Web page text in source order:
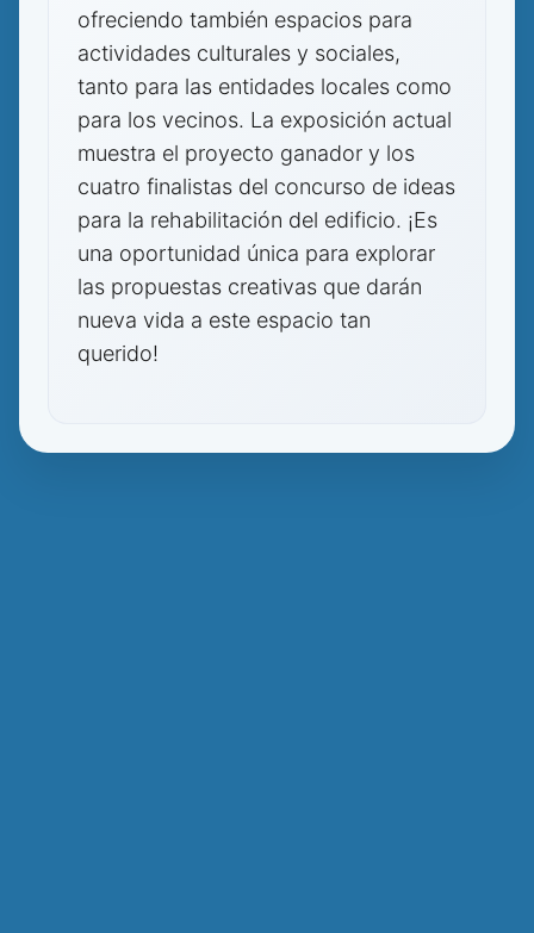
ofreciendo también espacios para
actividades culturales y sociales,
tanto para las entidades locales como
para los vecinos. La exposición actual
muestra el proyecto ganador y los
cuatro finalistas del concurso de ideas
para la rehabilitación del edificio. ¡Es
una oportunidad única para explorar
las propuestas creativas que darán
nueva vida a este espacio tan
querido!